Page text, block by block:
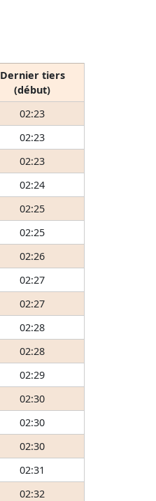
Dernier tiers
(début)
02:23
02:23
02:23
02:24
02:25
02:25
02:26
02:27
02:27
02:28
02:28
02:29
02:30
02:30
02:30
02:31
02:32